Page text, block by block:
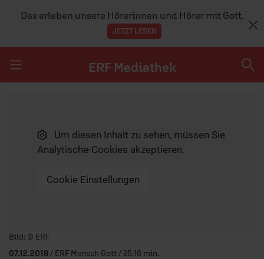
Das erleben unsere Hörerinnen und Hörer mit Gott.
JETZT LESEN
ERF Mediathek
SENDUNGEN A-ZUm diesen Inhalt zu sehen, müssen Sie
Analytische-Cookies akzeptieren.
Cookie Einstellungen
Player starten/anhalten
Bild: © ERF
07.12.2018 / ERF Mensch Gott / 25:16 min.